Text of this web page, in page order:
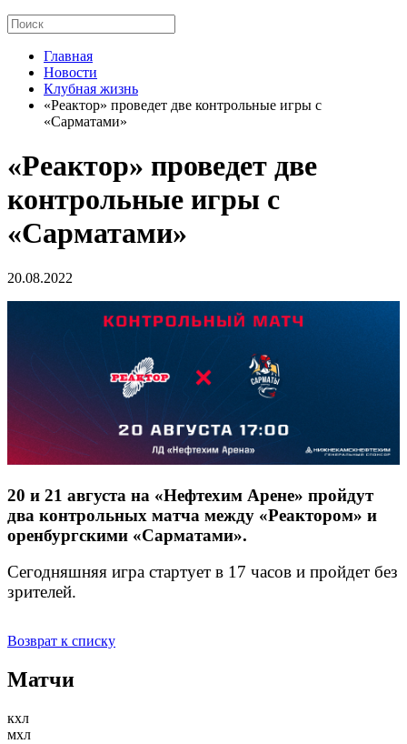
Главная
Новости
Клубная жизнь
«Реактор» проведет две контрольные игры с
«Сарматами»
«Реактор» проведет две
контрольные игры с
«Сарматами»
20.08.2022
20 и 21 августа на «Нефтехим Арене» пройдут
два контрольных матча между «Реактором» и
оренбургскими «Сарматами».
Сегодняшняя игра стартует в 17 часов и пройдет без
зрителей.
Возврат к списку
Матчи
кхл
мхл